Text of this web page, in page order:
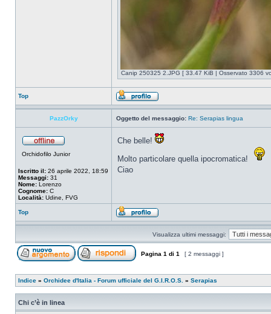
Canip 250325 2.JPG [ 33.47 KiB | Osservato 3306
Top
PazzOrky Oggetto del messaggio: Re: Serapias lingua
Orchidofilo Junior
Iscritto il: 26 aprile 2022, 18:59
Messaggi: 31
Nome: Lorenzo
Cognome: C
Località: Udine, FVG
Che belle!
Molto particolare quella ipocromatica!
Ciao
Top
Visualizza ultimi messaggi:
Pagina 1 di 1 [ 2 messaggi ]
Indice » Orchidee d'Italia - Forum ufficiale del G.I.R.O.S. » Serapias
Chi c’è in linea